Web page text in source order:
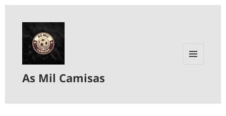
As Mil Camisas